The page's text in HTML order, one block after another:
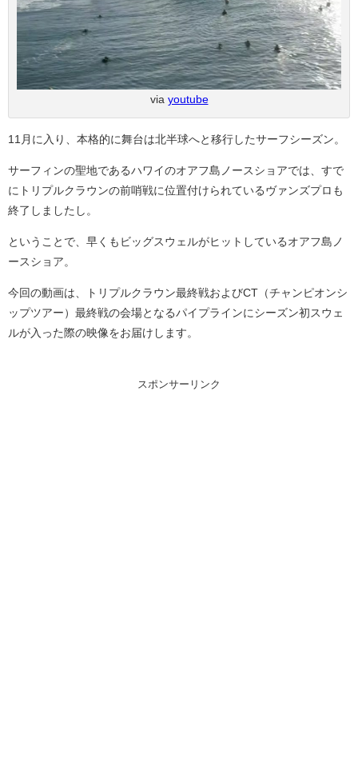
via youtube
11月に入り、本格的に舞台は北半球へと移行したサーフシーズン。
サーフィンの聖地であるハワイのオアフ島ノースショアでは、すで
にトリプルクラウンの前哨戦に位置付けられているヴァンズプロも
終了しましたし。
ということで、早くもビッグスウェルがヒットしているオアフ島ノ
ースショア。
今回の動画は、トリプルクラウン最終戦およびCT（チャンピオンシ
ップツアー）最終戦の会場となるパイプラインにシーズン初スウェ
ルが入った際の映像をお届けします。
スポンサーリンク